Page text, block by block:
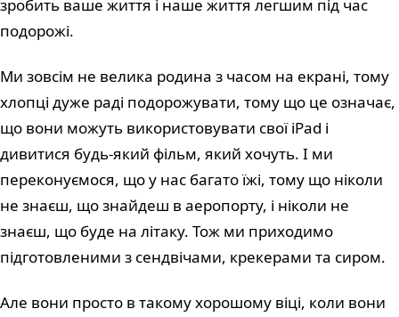
зробить ваше життя і наше життя легшим під час
подорожі.
Ми зовсім не велика родина з часом на екрані, тому
хлопці дуже раді подорожувати, тому що це означає,
що вони можуть використовувати свої iPad і
дивитися будь-який фільм, який хочуть. І ми
переконуємося, що у нас багато їжі, тому що ніколи
не знаєш, що знайдеш в аеропорту, і ніколи не
знаєш, що буде на літаку. Тож ми приходимо
підготовленими з сендвічами, крекерами та сиром.
Але вони просто в такому хорошому віці, коли вони